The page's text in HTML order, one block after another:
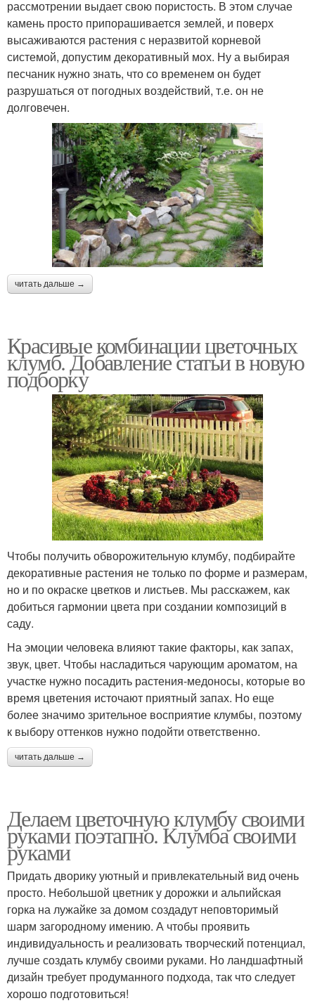
рассмотрении выдает свою пористость. В этом случае
камень просто припорашивается землей, и поверх
высаживаются растения с неразвитой корневой
системой, допустим декоративный мох. Ну а выбирая
песчаник нужно знать, что со временем он будет
разрушаться от погодных воздействий, т.е. он не
долговечен.
читать дальше →
Красивые комбинации цветочных
клумб. Добавление статьи в новую
подборку
Чтобы получить обворожительную клумбу, подбирайте
декоративные растения не только по форме и размерам,
но и по окраске цветков и листьев. Мы расскажем, как
добиться гармонии цвета при создании композиций в
саду.
На эмоции человека влияют такие факторы, как запах,
звук, цвет. Чтобы насладиться чарующим ароматом, на
участке нужно посадить растения-медоносы, которые во
время цветения источают приятный запах. Но еще
более значимо зрительное восприятие клумбы, поэтому
к выбору оттенков нужно подойти ответственно.
читать дальше →
Делаем цветочную клумбу своими
руками поэтапно. Клумба своими
руками
Придать дворику уютный и привлекательный вид очень
просто. Небольшой цветник у дорожки и альпийская
горка на лужайке за домом создадут неповторимый
шарм загородному имению. А чтобы проявить
индивидуальность и реализовать творческий потенциал,
лучше создать клумбу своими руками. Но ландшафтный
дизайн требует продуманного подхода, так что следует
хорошо подготовиться!